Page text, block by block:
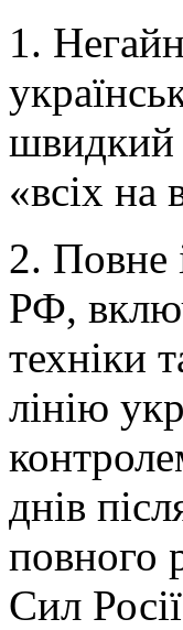
1.
швидкий
«всіх на
2. Повне
РФ,
техніки
лінію
днів
повного
Сил